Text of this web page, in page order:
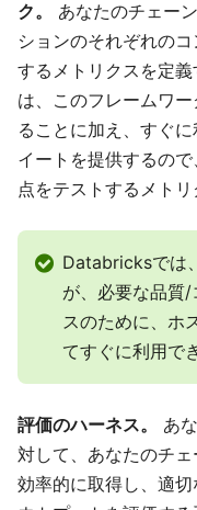
ク。
あなたのチェー
ションのそれぞれの
するメトリクスを定
は、このフレームワ
ることに加え、すぐ
イートを提供するの
点をテストするメト
Databricksでは、
が、必要な品質
スのために、ホ
てすぐに利用で
評価のハーネス。
あ
対して、あなたのチ
効率的に取得し、適